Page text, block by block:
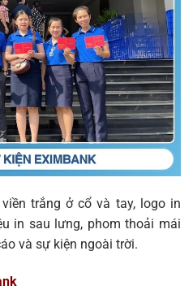
trắng ở cổ và tay, logo in
in sau lưng, phom thoải mái
và sự kiện ngoài trời.